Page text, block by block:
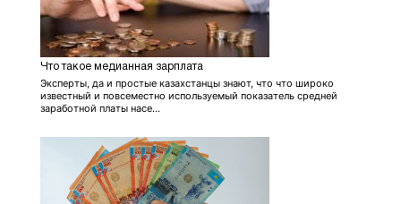
Что такое медианная зарплата
Эксперты, да и простые казахстанцы знают, что что широко
известный и повсеместно используемый показатель средней
заработной платы насе...